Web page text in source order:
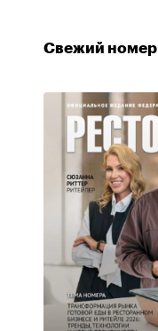
Свежий номер